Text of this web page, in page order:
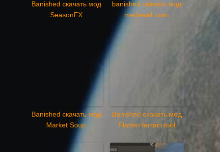
Banished скачать мод
SeasonFX
banished скачать мод
medieval town
Banished скачать мод
Market Soup
Banished скачать мод
Flatten terrain tool